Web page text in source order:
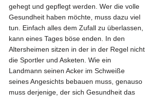
gehegt und gepflegt werden. Wer die volle
Gesundheit haben möchte, muss dazu viel
tun. Einfach alles dem Zufall zu überlassen,
kann eines Tages böse enden. In den
Altersheimen sitzen in der in der Regel nicht
die Sportler und Asketen. Wie ein
Landmann seinen Acker im Schweiße
seines Angesichts bebauen muss, genauso
muss derjenige, der sich Gesundheit das